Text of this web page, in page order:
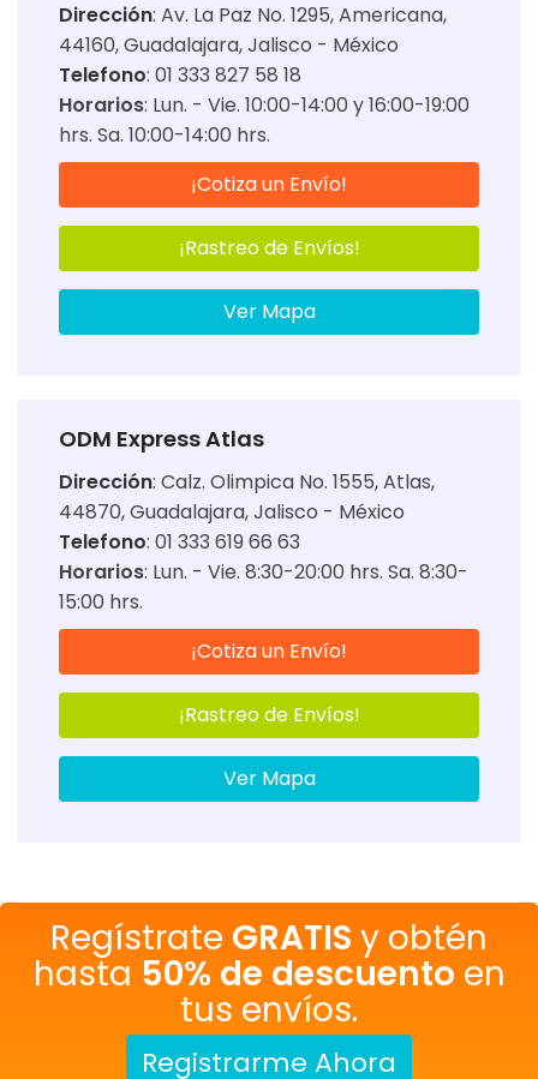
Dirección: Av. La Paz No. 1295, Americana,
44160, Guadalajara, Jalisco - México
Telefono: 01 333 827 58 18
Horarios: Lun. - Vie. 10:00-14:00 y 16:00-19:00
hrs. Sa. 10:00-14:00 hrs.
¡Cotiza un Envío!
¡Rastreo de Envíos!
Ver Mapa
ODM Express Atlas
Dirección: Calz. Olimpica No. 1555, Atlas,
44870, Guadalajara, Jalisco - México
Telefono: 01 333 619 66 63
Horarios: Lun. - Vie. 8:30-20:00 hrs. Sa. 8:30-
15:00 hrs.
¡Cotiza un Envío!
¡Rastreo de Envíos!
Ver Mapa
Regístrate GRATIS y obtén
hasta 50% de descuento en
tus envíos.
Registrarme Ahora